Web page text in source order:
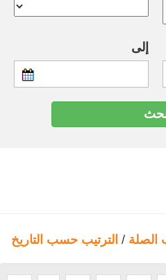
إلى
الصلة / الترتيب حسب التاريخ